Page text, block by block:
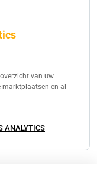
van uw
en al
ANALYTICS